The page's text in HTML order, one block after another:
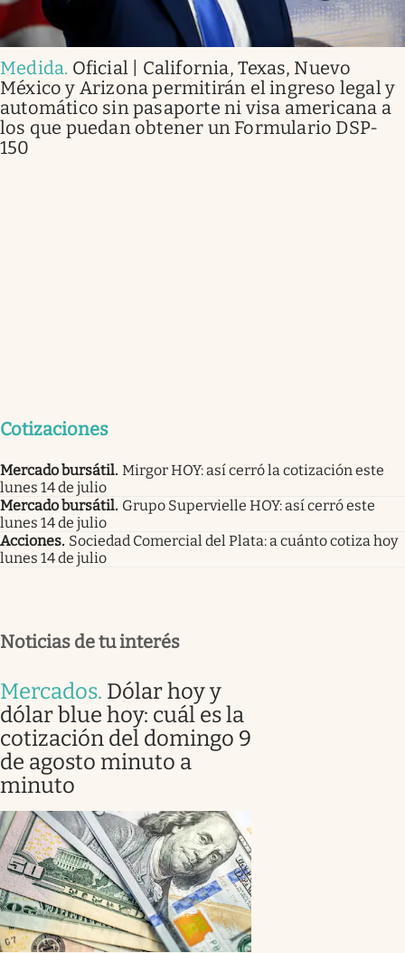
Medida. Oficial | California, Texas, Nuevo
México y Arizona permitirán el ingreso legal y
automático sin pasaporte ni visa americana a
los que puedan obtener un Formulario DSP-
150
Cotizaciones
Mercado bursátil. Mirgor HOY: así cerró la cotización este
lunes 14 de julio
Mercado bursátil. Grupo Supervielle HOY: así cerró este
lunes 14 de julio
Acciones. Sociedad Comercial del Plata: a cuánto cotiza hoy
lunes 14 de julio
Noticias de tu interés
Mercados. Dólar hoy y
dólar blue hoy: cuál es la
cotización del domingo 9
de agosto minuto a
minuto